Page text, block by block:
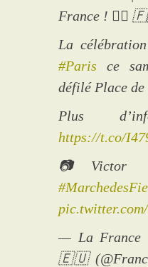
France ! 🏳️‍🌈
La
#Paris ce
défilé Place
Plus
https://t.co/
📷Victor
— La
🇪🇺